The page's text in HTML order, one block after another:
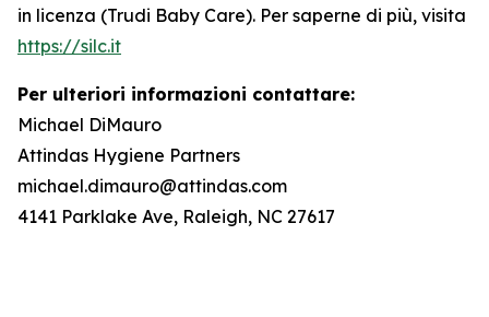
in licenza (Trudi Baby Care). Per saperne di più, visita
https://silc.it
Per ulteriori informazioni contattare:
Michael DiMauro
Attindas Hygiene Partners
michael.dimauro@attindas.com
4141 Parklake Ave, Raleigh, NC 27617